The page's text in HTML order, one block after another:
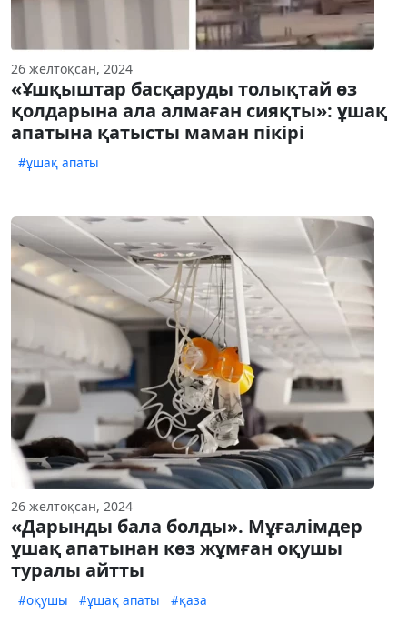
26 желтоқсан, 2024
«Ұшқыштар басқаруды толықтай өз
қолдарына ала алмаған сияқты»: ұшақ
апатына қатысты маман пікірі
#ұшақ апаты
26 желтоқсан, 2024
«Дарынды бала болды». Мұғалімдер
ұшақ апатынан көз жұмған оқушы
туралы айтты
#оқушы #ұшақ апаты #қаза